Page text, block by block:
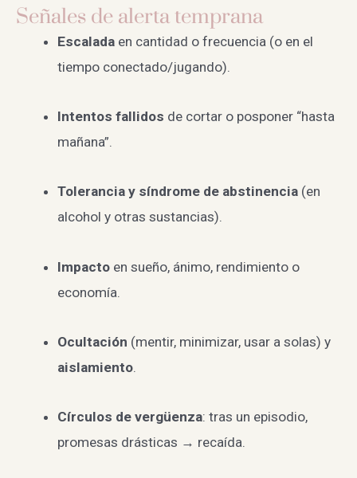
Señales de alerta temprana
Escaladaen cantidad o frecuencia (o en el
tiempo conectado/jugando).
Intentos fallidos de cortar o posponer “hasta
mañana”.
Tolerancia y síndrome de abstinencia(en
alcohol y otras sustancias).
Impactoen sueño, ánimo, rendimiento o
economía.
Ocultación (mentir, minimizar, usar a solas) y
aislamiento.
Círculos de vergüenza: tras un episodio,
promesas drásticas → recaída.